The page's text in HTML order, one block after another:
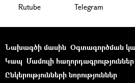
Rutube Telegram
Նախագծի մասին Օգտագործման
Կապ Մամուլի հաղորդագրություններ
Ընկերությունների նորություններ